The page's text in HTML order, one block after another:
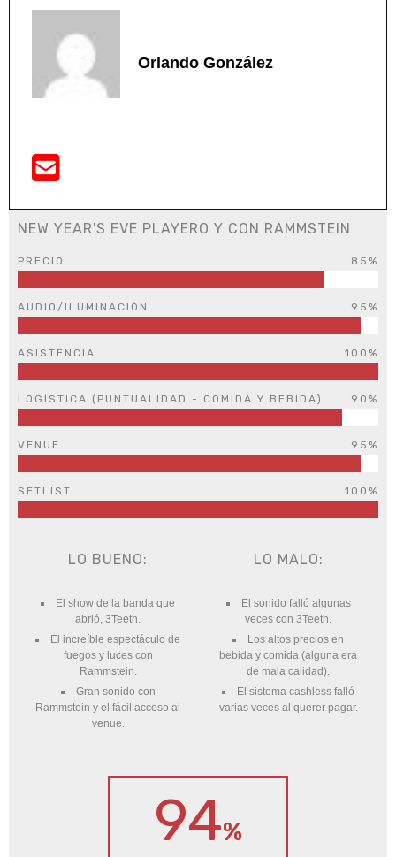
Orlando González
NEW YEAR'S EVE PLAYERO Y CON RAMMSTEIN
PRECIO 85%
AUDIO/ILUMINACIÓN 95%
ASISTENCIA 100%
LOGÍSTICA (PUNTUALIDAD - COMIDA Y BEBIDA) 90%
VENUE 95%
SETLIST 100%
LO BUENO:
El show de la banda que
abrió, 3Teeth.
El increíble espectáculo de
fuegos y luces con
Rammstein.
Gran sonido con
Rammstein y el fácil acceso al
venue.
LO MALO:
El sonido falló algunas
veces con 3Teeth.
Los altos precios en
bebida y comida (alguna era
de mala calidad).
El sistema cashless falló
varias veces al querer pagar.
94%